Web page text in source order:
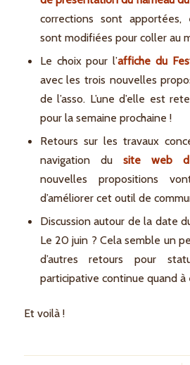
corrections sont
sont modifiées pour coller au
Le choix pour l’affiche du
avec les trois nouvelles
de l’asso. L’une d’elle est
pour la semaine prochaine !
Retours sur les travaux
navigation du site web
nouvelles propositions
d’améliorer cet outil de
Discussion autour de la date
Le 20 juin ? Cela semble un
d’autres retours pour
participative continue quand à
Et voilà !